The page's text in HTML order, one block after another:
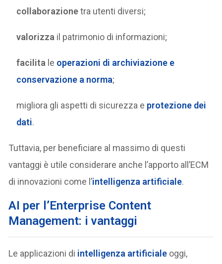
collaborazionetra utenti diversi;
valorizza il patrimonio di informazioni;
facilita le operazioni di archiviazione e
conservazione a norma;
migliora gli aspetti di sicurezza e protezione dei
dati.
Tuttavia, per beneficiare al massimo di questi
vantaggi è utile considerare anche l’apporto all’ECM
di innovazioni come l’intelligenza artificiale.
AI per l’Enterprise Content
Management: i vantaggi
Le applicazioni di intelligenza artificiale oggi,